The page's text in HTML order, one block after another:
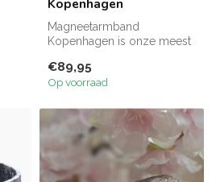
Kopenhagen
Magneetarmband
Kopenhagen is onze meest
recht een kracht...
€89,95
Op voorraad